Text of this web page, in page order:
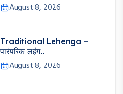
August 8, 2026
Traditional Lehenga –
पारंपरिक लहंग..
August 8, 2026